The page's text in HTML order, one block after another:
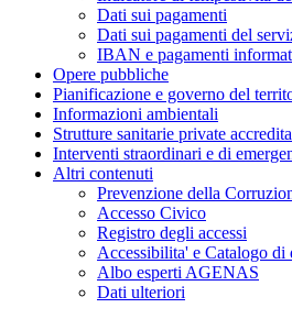
Dati sui pagamenti
Dati sui pagamenti del
IBAN e pagamenti
Opere pubbliche
Pianificazione e governo del
Informazioni ambientali
Strutture sanitarie private
Interventi straordinari e di
Altri contenuti
Prevenzione della
Accesso Civico
Registro degli accessi
Accessibilita' e Catalogo di
Albo esperti AGENAS
Dati ulteriori